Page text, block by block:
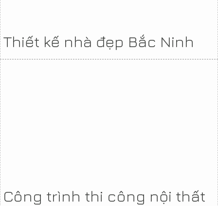
Thiết kế nhà đẹp Bắc Ninh
Công trình thi công nội thất